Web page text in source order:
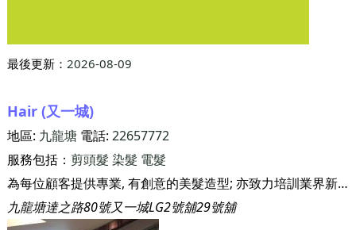
最後更新： 2026-08-09
Hair (又一城)
地區: 九龍塘電話: 22657772
服務包括： 剪頭髮 染髮 電髮
為每位顧客提供專業, 有創意的美髮造型; 亦致力培訓業界新一代
九龍塘達之路80號又一城LG2號舖29號舖